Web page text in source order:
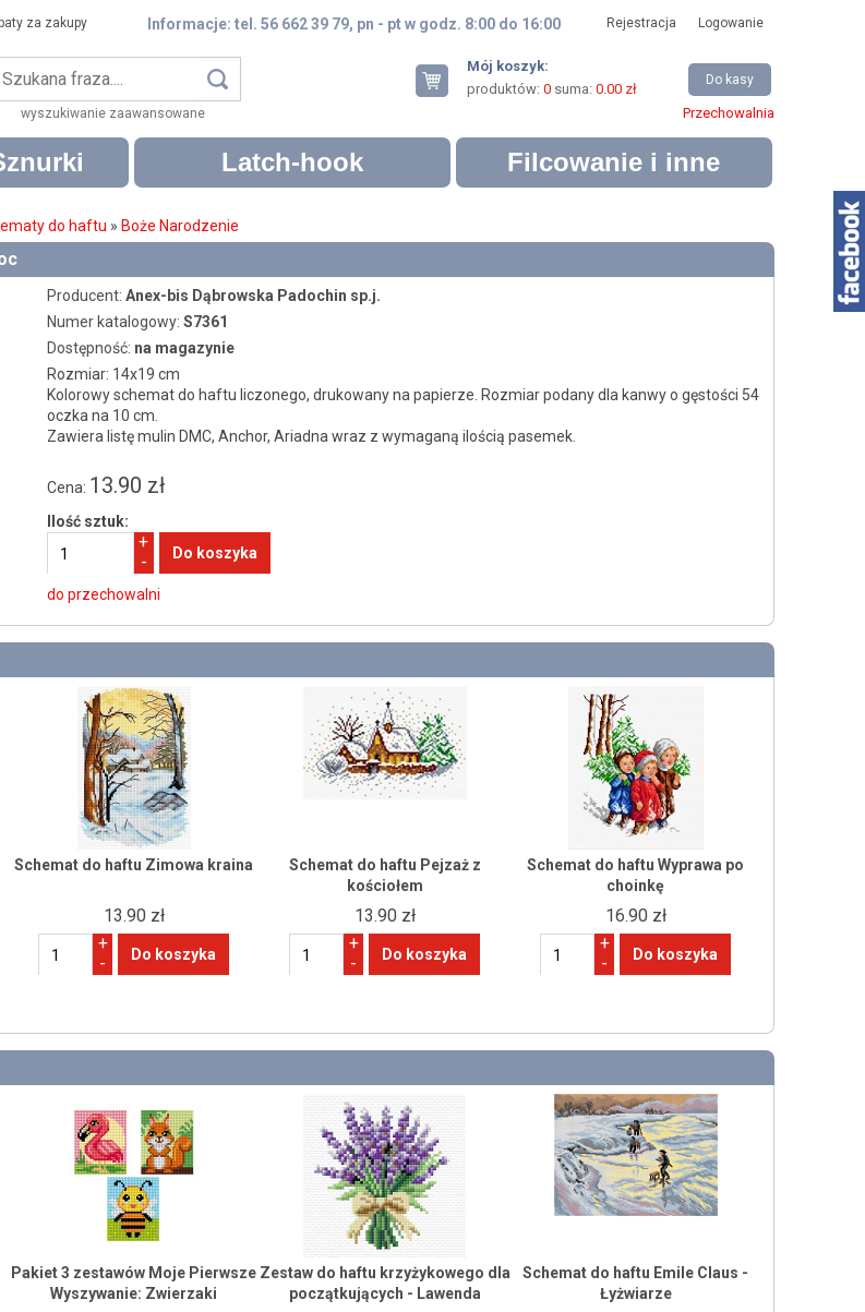
za zakupy Informacje: tel. 56 662 39 79, pn - pt w godz. 8:00 do 16:00 Rejestracja Logowanie
wyszukiwanie zaawansowane
Mój koszyk:
produktów: 0suma: 0.00 zł
Do kasy
Przechowalnia
Latch-hook Filcowanie i inne
do haftu » Boże Narodzenie
Producent: Anex-bis Dąbrowska Padochin sp.j.
Numer katalogowy: S7361
Dostępność: na magazynie
Rozmiar: 14x19 cm
Kolorowy schemat do haftu liczonego, drukowany na papierze. Rozmiar podany dla kanwy o gęstości 54
oczka na 10 cm.
Zawiera listę mulin DMC, Anchor, Ariadna wraz z wymaganą ilością pasemek.
Cena: 13.90 zł
Ilość sztuk:
+
-
do przechowalni
Schemat do haftu Zimowa kraina
13.90 zł
+
-
Schemat do haftu Pejzaż z
kościołem
13.90 zł
+
-
Schemat do haftu Wyprawa po
choinkę
16.90 zł
+
-
Pakiet 3 zestawów Moje Pierwsze
Wyszywanie: Zwierzaki
Zestaw do haftu krzyżykowego dla
początkujących - Lawenda
Schemat do haftu Emile Claus -
Łyżwiarze